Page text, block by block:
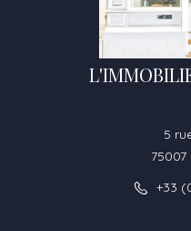
5
75007
+33